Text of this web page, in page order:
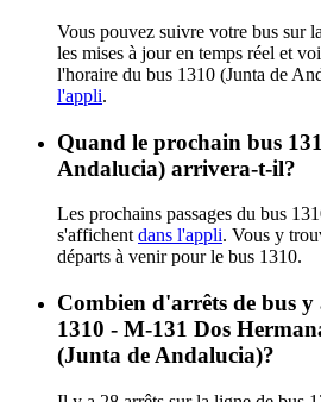
Vous pouvez suivre votre bus sur
les mises à jour en temps réel et
l'horaire du bus 1310 (Junta de
l'appli.
Quand le prochain bus
Andalucia) arrivera-t-il?
Les prochains passages du bus
s'affichent dans l'appli. Vous y
départs à venir pour le bus 1310.
Combien d'arrêts de bus
1310 - M-131 Dos
(Junta de Andalucia)?